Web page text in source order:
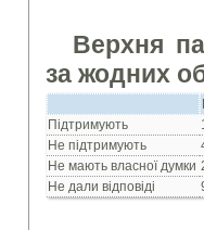
Верхня
за жодних
Підтримують
Не підтримують
Не мають власної думки
Не дали відповіді